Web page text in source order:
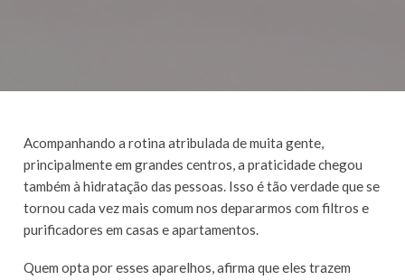
Acompanhando a rotina atribulada de muita gente,
principalmente em grandes centros, a praticidade chegou
também à hidratação das pessoas. Isso é tão verdade que se
tornou cada vez mais comum nos depararmos com filtros e
purificadores em casas e apartamentos.
Quem opta por esses aparelhos, afirma que eles trazem